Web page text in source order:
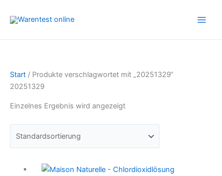
Inhalt
Start / Produkte verschlagwortet mit „20251329“
20251329
Einzelnes Ergebnis wird angezeigt